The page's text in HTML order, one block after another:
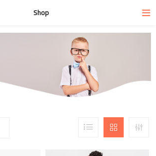
Shop